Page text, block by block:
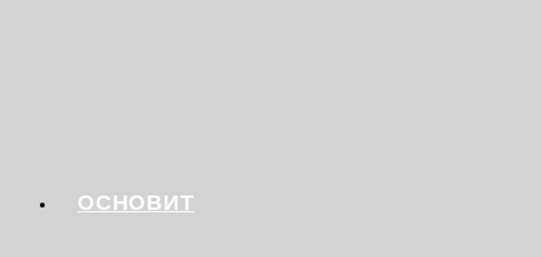
ОСНОВИТ